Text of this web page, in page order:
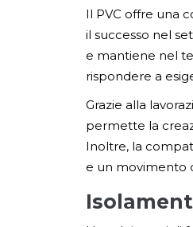
Il PVC offre una
il successo nel
e mantiene nel
rispondere a
Grazie alla
permette la
Inoltre, la
e un movimento